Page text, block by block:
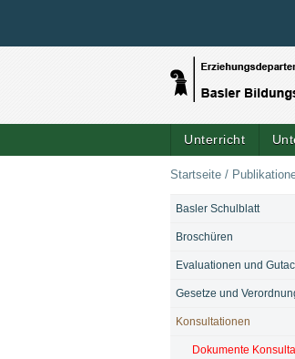
Unterricht
Startseite /
NAVIGATION
Basler Schulblatt
Broschüren
Evaluationen und
Gesetze und
Konsultationen
Dokumente